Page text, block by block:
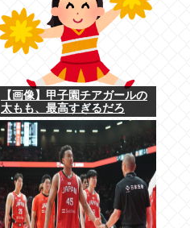
【画像】甲子園チアガールの
太もも、最高すぎるだろ
www